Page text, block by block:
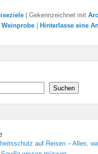
|Gekennzeichnet mit
Weinprobe Hinterlasse eine
Suchen
auf Reisen – Alles,